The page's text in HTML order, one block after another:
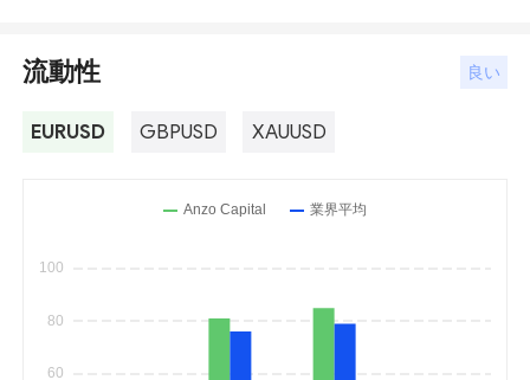
流動性 良い
EURUSD GBPUSD XAUUSD